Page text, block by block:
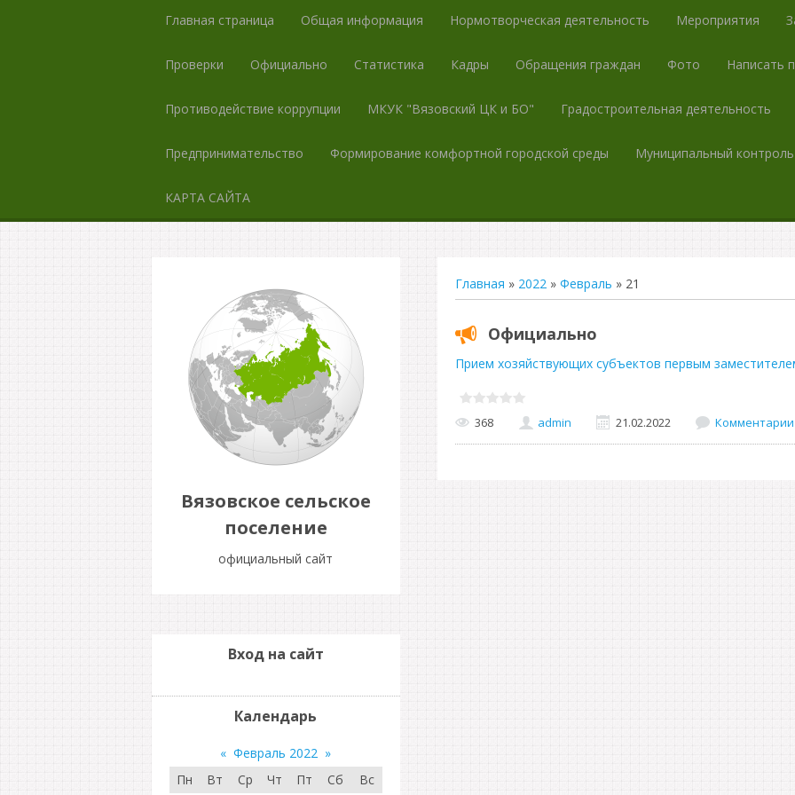
Главная страница Общая информация Нормотворческая деятельность Мероприятия
Проверки Официально Статистика Кадры Обращения граждан Фото Написать
Противодействие коррупции МКУК "Вязовский ЦК и БО" Градостроительная деятельность
Предпринимательство Формирование комфортной городской среды Муниципальный контроль
КАРТА САЙТА
Вязовское сельское
поселение
официальный сайт
Главная » 2022 » Февраль » 21
Официально
Прием хозяйствующих субъектов первым
368 admin 21.02.2022 Комментарии
Вход на сайт
Календарь
« Февраль 2022 »
Пн
Вт Ср Чт Пт Сб Вс